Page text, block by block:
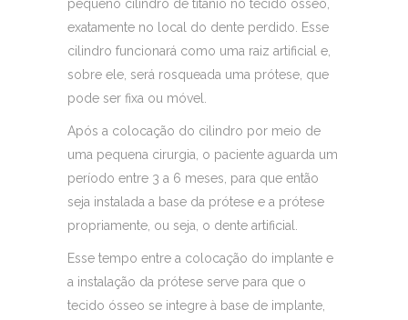
pequeno cilindro de titânio no tecido ósseo,
exatamente no local do dente perdido. Esse
cilindro funcionará como uma raiz artificial e,
sobre ele, será rosqueada uma prótese, que
pode ser fixa ou móvel.
Após a colocação do cilindro por meio de
uma pequena cirurgia, o paciente aguarda um
período entre 3 a 6 meses, para que então
seja instalada a base da prótese e a prótese
propriamente, ou seja, o dente artificial.
Esse tempo entre a colocação do implante e
a instalação da prótese serve para que o
tecido ósseo se integre à base de implante,